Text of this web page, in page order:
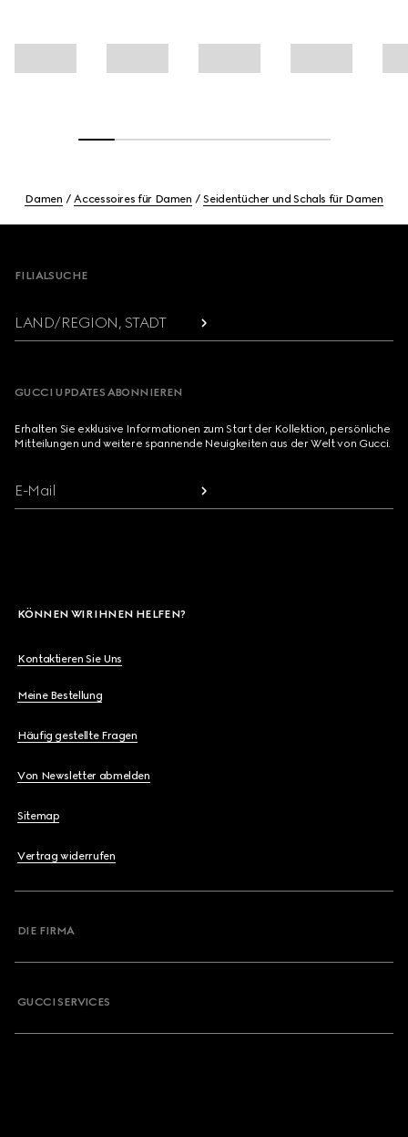
Damen Accessoires für Damen Seidentücher und Schals für Damen
FILIALSUCHE
LAND/REGION, STADT
GUCCI UPDATES ABONNIEREN
Erhalten Sie exklusive Informationen zum Start der Kollektion, persönliche
Mitteilungen und weitere spannende Neuigkeiten aus der Welt von Gucci.
E-Mail
KÖNNEN WIR IHNEN HELFEN?
Kontaktieren Sie Uns
Meine Bestellung
Häufig gestellte Fragen
Von Newsletter abmelden
Sitemap
Vertrag widerrufen
DIE FIRMA
GUCCI SERVICES